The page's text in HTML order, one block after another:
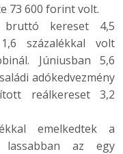
73 600 forint volt.
bruttó kereset 4,5
százalékkal volt
Júniusban 5,6
adókedvezmény
reálkereset 3,2
emelkedtek a
lassabban az egy